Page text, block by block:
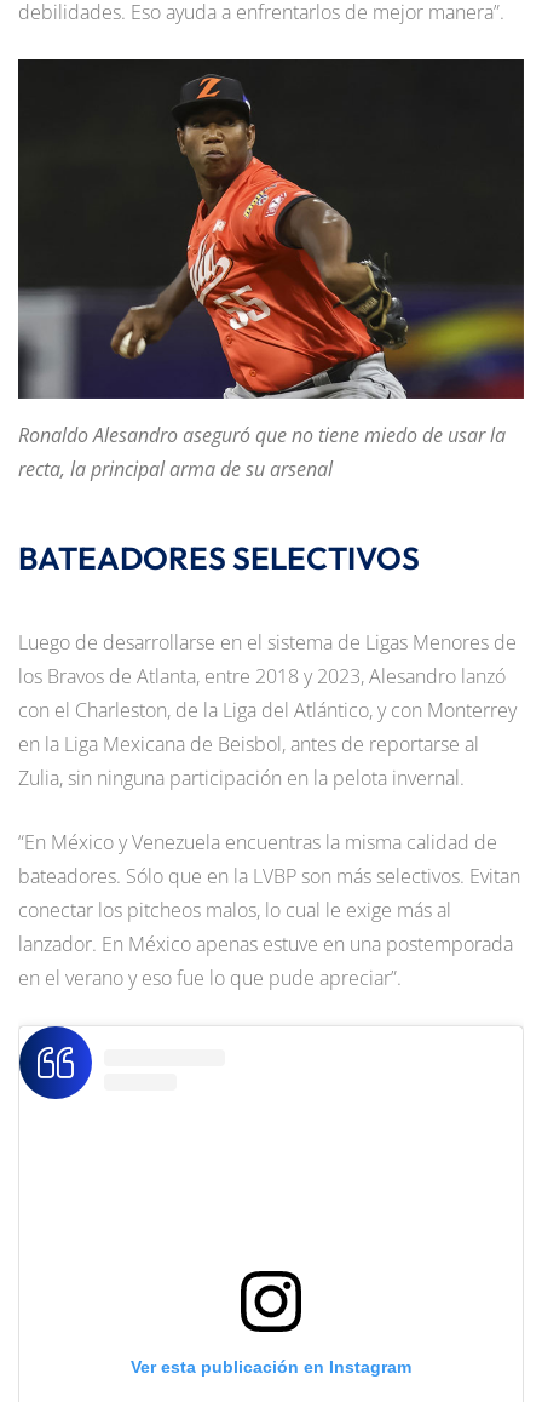
debilidades. Eso ayuda a enfrentarlos de mejor manera”.
Ronaldo Alesandro aseguró que no tiene miedo de usar la
recta, la principal arma de su arsenal
BATEADORES SELECTIVOS
Luego de desarrollarse en el sistema de Ligas Menores de
los Bravos de Atlanta, entre 2018 y 2023, Alesandro lanzó
con el Charleston, de la Liga del Atlántico, y con Monterrey
en la Liga Mexicana de Beisbol, antes de reportarse al
Zulia, sin ninguna participación en la pelota invernal.
“En México y Venezuela encuentras la misma calidad de
bateadores. Sólo que en la LVBP son más selectivos. Evitan
conectar los pitcheos malos, lo cual le exige más al
lanzador. En México apenas estuve en una postemporada
en el verano y eso fue lo que pude apreciar”.
Ver esta publicación en Instagram